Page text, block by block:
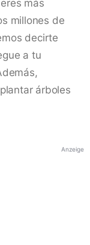
más
millones de
decirte
a tu
árboles
Anzeige